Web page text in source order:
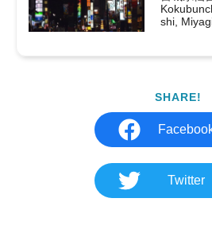
shi,
SHARE!
Twitter